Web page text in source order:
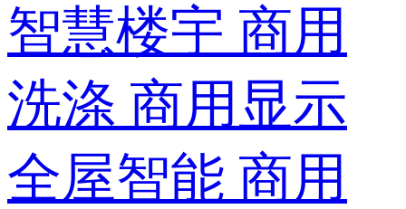
智慧楼宇 商用
洗涤 商用显示
全屋智能 商用